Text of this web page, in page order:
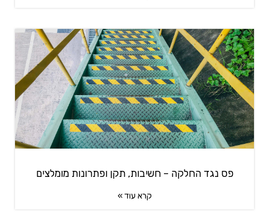
פס נגד החלקה – חשיבות, תקן ופתרונות מומלצים
קרא עוד »